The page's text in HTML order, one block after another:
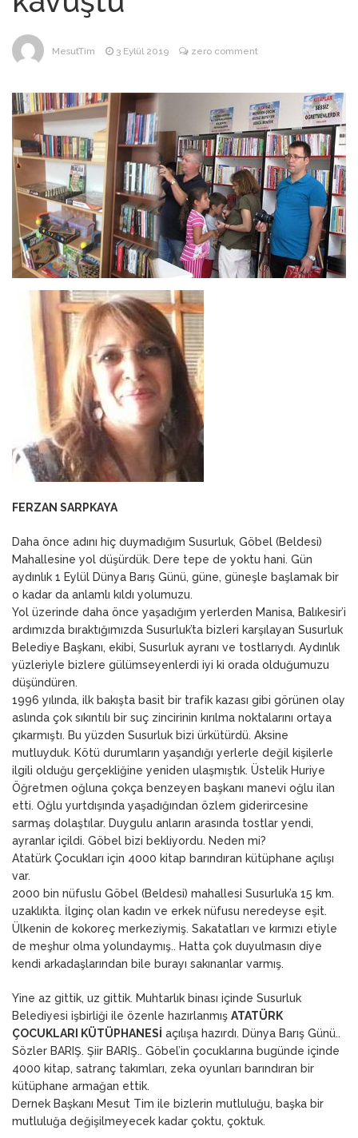
23 Mart 2026 ANNEM
MesutTim 3 Eylül 2019 zero comment
FERZAN SARPKAYA
Daha önce adını hiç duymadığım Susurluk, Göbel (Beldesi)
Mahallesine yol düşürdük. Dere tepe de yoktu hani. Gün
aydınlık 1 Eylül Dünya Barış Günü, güne, güneşle başlamak bir
o kadar da anlamlı kıldı yolumuzu.
Yol üzerinde daha önce yaşadığım yerlerden Manisa, Balıkesir’i
ardımızda bıraktığımızda Susurluk’ta bizleri karşılayan Susurluk
Belediye Başkanı, ekibi, Susurluk ayranı ve tostlarıydı. Aydınlık
yüzleriyle bizlere gülümseyenlerdi iyi ki orada olduğumuzu
düşündüren.
1996 yılında, ilk bakışta basit bir trafik kazası gibi görünen olay
aslında çok sıkıntılı bir suç zincirinin kırılma noktalarını ortaya
çıkarmıştı. Bu yüzden Susurluk bizi ürkütürdü. Aksine
mutluyduk. Kötü durumların yaşandığı yerlerle değil kişilerle
ilgili olduğu gerçekliğine yeniden ulaşmıştık. Üstelik Huriye
Öğretmen oğluna çokça benzeyen başkanı manevi oğlu ilan
etti. Oğlu yurtdışında yaşadığından özlem giderircesine
sarmaş dolaştılar. Duygulu anların arasında tostlar yendi,
ayranlar içildi. Göbel bizi bekliyordu. Neden mi?
Atatürk Çocukları için 4000 kitap barındıran kütüphane açılışı
var.
2000 bin nüfuslu Göbel (Beldesi) mahallesi Susurluk’a 15 km.
uzaklıkta. İlginç olan kadın ve erkek nüfusu neredeyse eşit.
Ülkenin de kokoreç merkeziymiş. Sakatatları ve kırmızı etiyle
de meşhur olma yolundaymış.. Hatta çok duyulmasın diye
kendi arkadaşlarından bile burayı sakınanlar varmış.
Yine az gittik, uz gittik. Muhtarlık binası içinde Susurluk
Belediyesi işbirliği ile özenle hazırlanmış ATATÜRK
ÇOCUKLARI KÜTÜPHANESİ açılışa hazırdı. Dünya Barış Günü..
Sözler BARIŞ. Şiir BARIŞ.. Göbel’in çocuklarına bugünde içinde
4000 kitap, satranç takımları, zeka oyunları barındıran bir
kütüphane armağan ettik.
Dernek Başkanı Mesut Tim ile bizlerin mutluluğu, başka bir
mutluluğa değişilmeyecek kadar çoktu, çoktuk.